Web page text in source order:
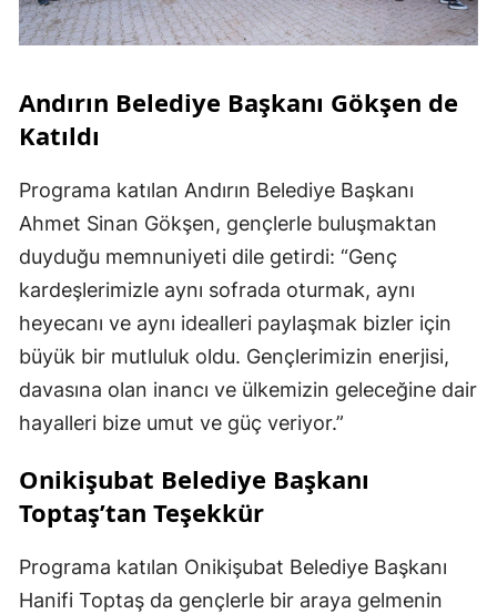
Andırın Belediye Başkanı Gökşen de
Katıldı
Programa katılan Andırın Belediye Başkanı
Ahmet Sinan Gökşen, gençlerle buluşmaktan
duyduğu memnuniyeti dile getirdi: “Genç
kardeşlerimizle aynı sofrada oturmak, aynı
heyecanı ve aynı idealleri paylaşmak bizler için
büyük bir mutluluk oldu. Gençlerimizin enerjisi,
davasına olan inancı ve ülkemizin geleceğine dair
hayalleri bize umut ve güç veriyor.”
Onikişubat Belediye Başkanı
Toptaş’tan Teşekkür
Programa katılan Onikişubat Belediye Başkanı
Hanifi Toptaş da gençlerle bir araya gelmenin